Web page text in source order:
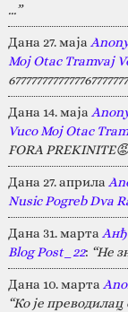
…”
Дана 27. маја
Moj Otac Tramvaj
Дана 14. маја
Vuco Moj Otac
FORA
Дана 27. априла
Nusic Pogreb Dva
Дана 31. марта
Blog Post_22: “Не
Дана 10. марта
“Ко је преводилац